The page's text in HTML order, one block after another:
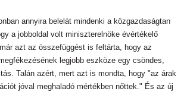
annyira belelát mindenki a közgazdaságtan
a jobboldal volt miniszterelnöke évértékelő
azt az összefüggést is feltárta, hogy az
legjobb eszköze egy csöndes,
Talán azért, mert azt is mondta, hogy "az árak
jóval meghaladó mértékben nőttek." És az új